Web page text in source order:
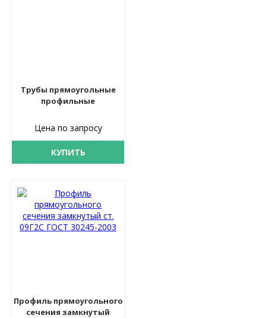
Трубы прямоугольные
профильные
Цена по запросу
КУПИТЬ
Профиль прямоугольного
сечения замкнутый